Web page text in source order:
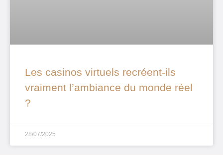
Les casinos virtuels recréent-ils
vraiment l’ambiance du monde réel
?
28/07/2025